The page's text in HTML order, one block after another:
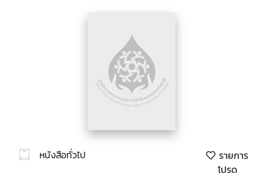
หนังสือทั่วไป
รายการ
โปรด